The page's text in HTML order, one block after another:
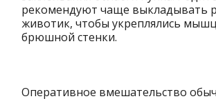
рекомендуют чаще выкладывать
животик, чтобы укреплялись
брюшной стенки.
Оперативное вмешательство